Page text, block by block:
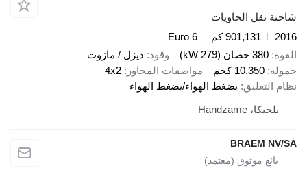
شاحنة نقل الحاويات
2016
901,131 كم
Euro 6
القوة 380 حصان (279 kW) وقود ديزل / مازوت
حمولة 10,350 كجم مواصفات المحاور
4x2
نظام التعليق بضغط الهواء/بضغط الهواء
بلجيكا، Handzame
BRAEM NV/SA